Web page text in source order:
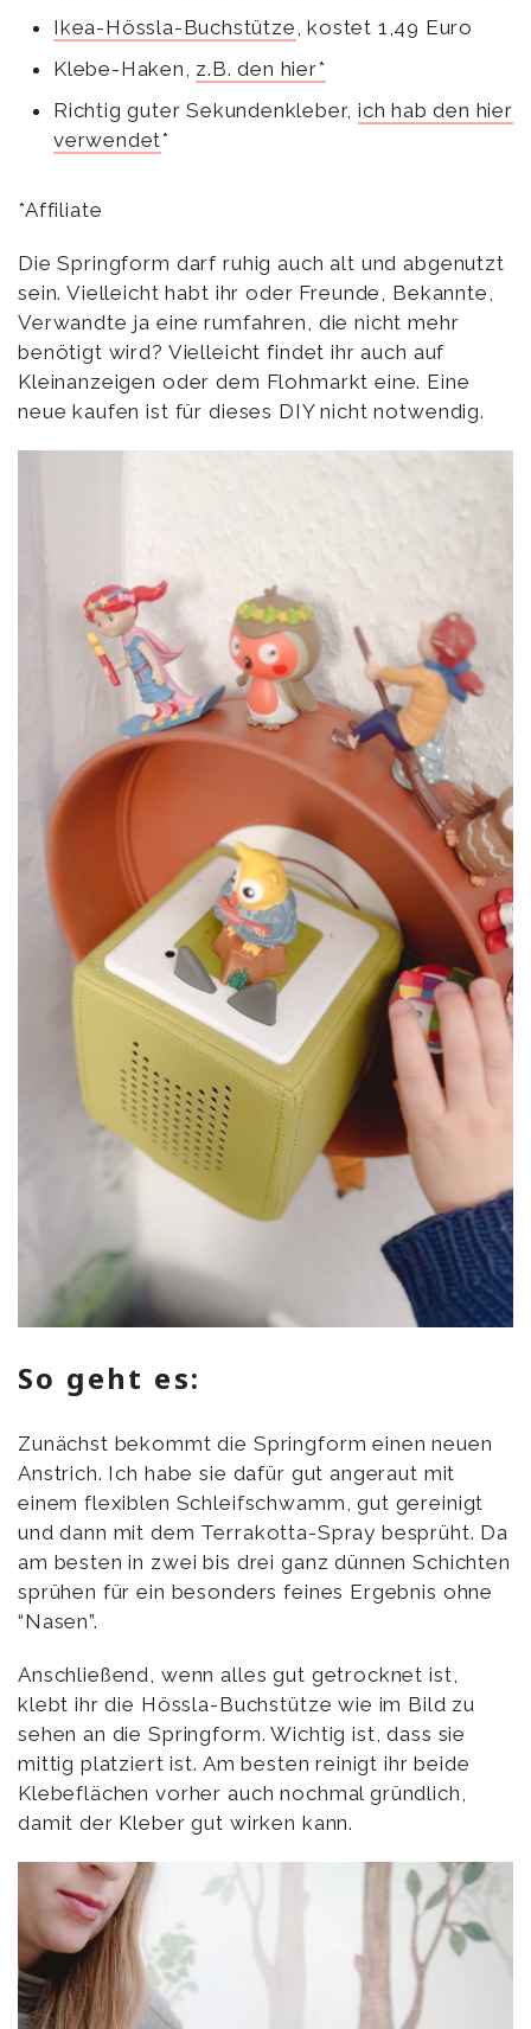
Ikea-Hössla-Buchstütze, kostet 1,49 Euro
Klebe-Haken, z.B. den hier*
Richtig guter Sekundenkleber,ich hab den hier
verwendet*
*Affiliate
Die Springform darf ruhig auch alt und abgenutzt
sein. Vielleicht habt ihr oder Freunde, Bekannte,
Verwandte ja eine rumfahren, die nicht mehr
benötigt wird? Vielleicht findet ihr auch auf
Kleinanzeigen oder dem Flohmarkt eine. Eine
neue kaufen ist für dieses DIY nicht notwendig.
So geht es:
Zunächst bekommt die Springform einen neuen
Anstrich. Ich habe sie dafür gut angeraut mit
einem flexiblen Schleifschwamm, gut gereinigt
und dann mit dem Terrakotta-Spray besprüht. Da
am besten in zwei bis drei ganz dünnen Schichten
sprühen für ein besonders feines Ergebnis ohne
“Nasen”.
Anschließend, wenn alles gut getrocknet ist,
klebt ihr die Hössla-Buchstütze wie im Bild zu
sehen an die Springform. Wichtig ist, dass sie
mittig platziert ist. Am besten reinigt ihr beide
Klebeflächen vorher auch nochmal gründlich,
damit der Kleber gut wirken kann.